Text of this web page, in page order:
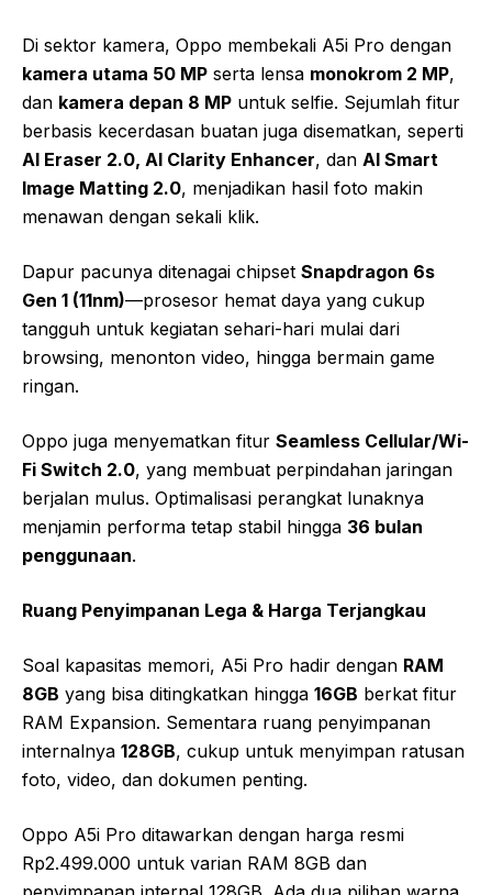
Di sektor kamera, Oppo membekali A5i Pro dengan
kamera utama 50 MP serta lensa monokrom 2 MP,
dan kamera depan 8 MP untuk selfie. Sejumlah fitur
berbasis kecerdasan buatan juga disematkan, seperti
AI Eraser 2.0, AI Clarity Enhancer, dan AI Smart
Image Matting 2.0, menjadikan hasil foto makin
menawan dengan sekali klik.
Dapur pacunya ditenagai chipset Snapdragon 6s
Gen 1 (11nm)—prosesor hemat daya yang cukup
tangguh untuk kegiatan sehari-hari mulai dari
browsing, menonton video, hingga bermain game
ringan.
Oppo juga menyematkan fitur Seamless Cellular/Wi-
Fi Switch 2.0, yang membuat perpindahan jaringan
berjalan mulus. Optimalisasi perangkat lunaknya
menjamin performa tetap stabil hingga 36 bulan
penggunaan.
Ruang Penyimpanan Lega & Harga Terjangkau
Soal kapasitas memori, A5i Pro hadir dengan RAM
8GB yang bisa ditingkatkan hingga 16GB berkat fitur
RAM Expansion. Sementara ruang penyimpanan
internalnya 128GB, cukup untuk menyimpan ratusan
foto, video, dan dokumen penting.
Oppo A5i Pro ditawarkan dengan harga resmi
Rp2.499.000 untuk varian RAM 8GB dan